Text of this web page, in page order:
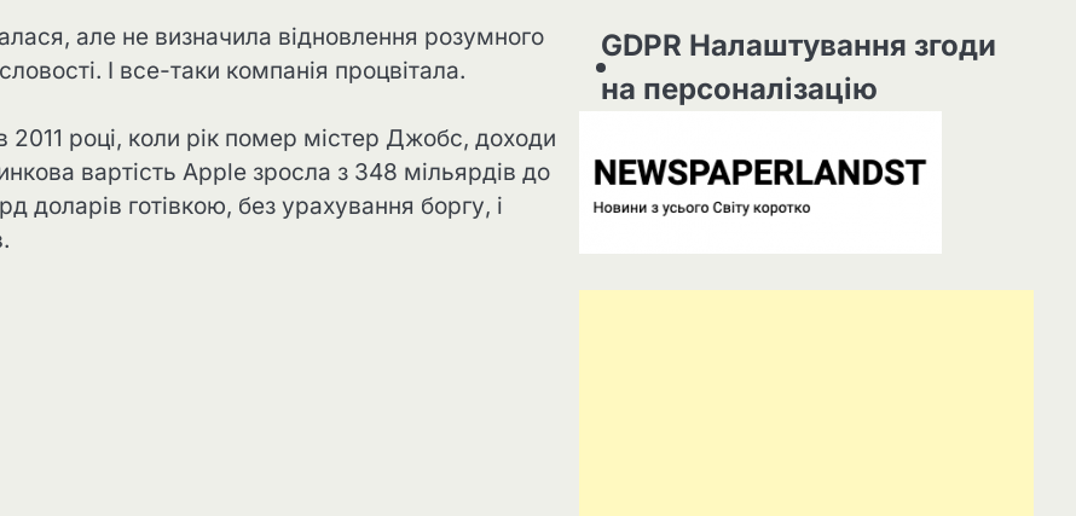
але не визначила відновлення розумного
І все-таки компанія процвітала.
2011 році, коли рік помер містер Джобс, доходи
вартість Apple зросла з 348 мільярдів до
доларів готівкою, без урахування боргу, і
GDPR Налаштування згоди
на персоналізацію